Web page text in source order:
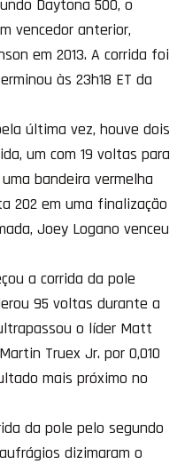
Daytona 500, o
vencedor anterior,
em 2013. A corrida foi
às 23h18 ET da
última vez, houve dois
um com 19 voltas para
bandeira vermelha
202 em uma finalização
Joey Logano venceu
a corrida da pole
95 voltas durante a
o líder Matt
Truex Jr. por 0,010
mais próximo no
da pole pelo segundo
dizimaram o